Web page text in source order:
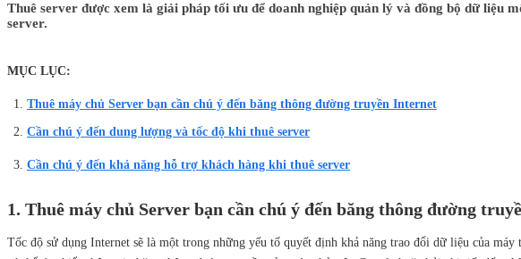
Thuê server được xem là giải pháp tối ưu để doanh nghiệp quản lý và đồng bộ dữ liệu
server.
MỤC LỤC:
Thuê máy chủ Server bạn cần chú ý đến băng thông đường truyền Internet
Cần chú ý đến dung lượng và tốc độ khi thuê server
Cần chú ý đến khả năng hỗ trợ khách hàng khi thuê server
1. Thuê máy chủ Server bạn cần chú ý đến băng thông đường
Tốc độ sử dụng Internet sẽ là một trong những yếu tố quyết định khả năng trao đổi dữ liệu của